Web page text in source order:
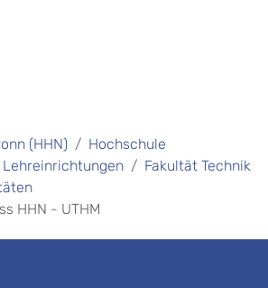
(HHN)
Hochschule
Fakultät Technik
HHN - UTHM